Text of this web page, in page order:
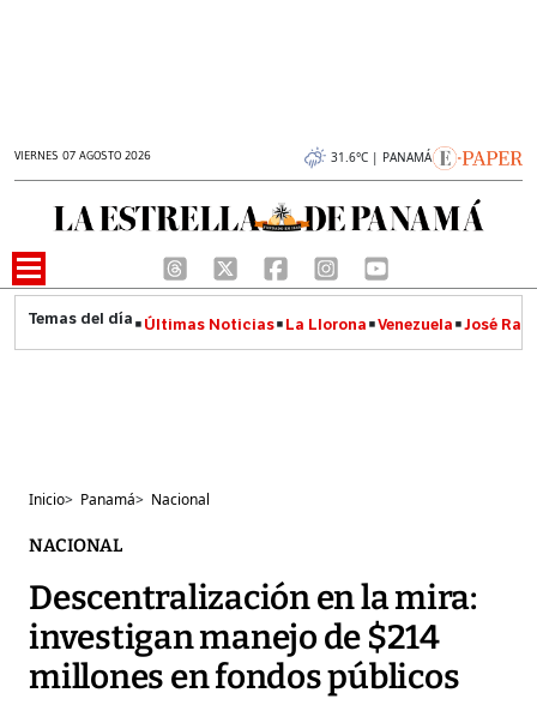
VIERNES 07 AGOSTO 2026 31.6°C | PANAMÁ
Últimas Noticias La Llorona Venezuela José
Inicio> Panamá> Nacional
NACIONAL
Descentralización en la mira:
investigan manejo de $214
millones en fondos públicos